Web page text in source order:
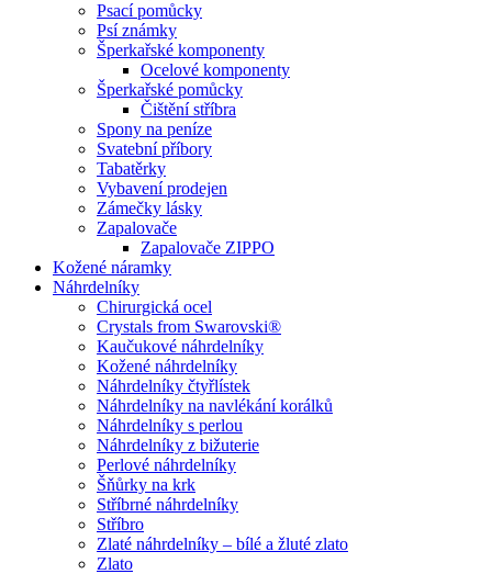
Psací pomůcky
Psí známky
Šperkařské komponenty
Ocelové komponenty
Šperkařské pomůcky
Čištění stříbra
Spony na peníze
Svatební příbory
Tabatěrky
Vybavení prodejen
Zámečky lásky
Zapalovače
Zapalovače ZIPPO
Kožené náramky
Náhrdelníky
Chirurgická ocel
Crystals from Swarovski®
Kaučukové náhrdelníky
Kožené náhrdelníky
Náhrdelníky čtyřlístek
Náhrdelníky na navlékání korálků
Náhrdelníky s perlou
Náhrdelníky z bižuterie
Perlové náhrdelníky
Šňůrky na krk
Stříbrné náhrdelníky
Stříbro
Zlaté náhrdelníky – bílé a žluté zlato
Zlato